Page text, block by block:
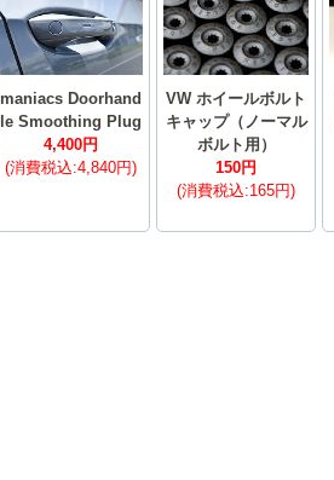
maniacs Doorhand
le Smoothing Plug
4,400円
(消費税込:4,840円)
VW ホイールボルト
キャップ（ノーマル
ボルト用）
150円
(消費税込:165円)